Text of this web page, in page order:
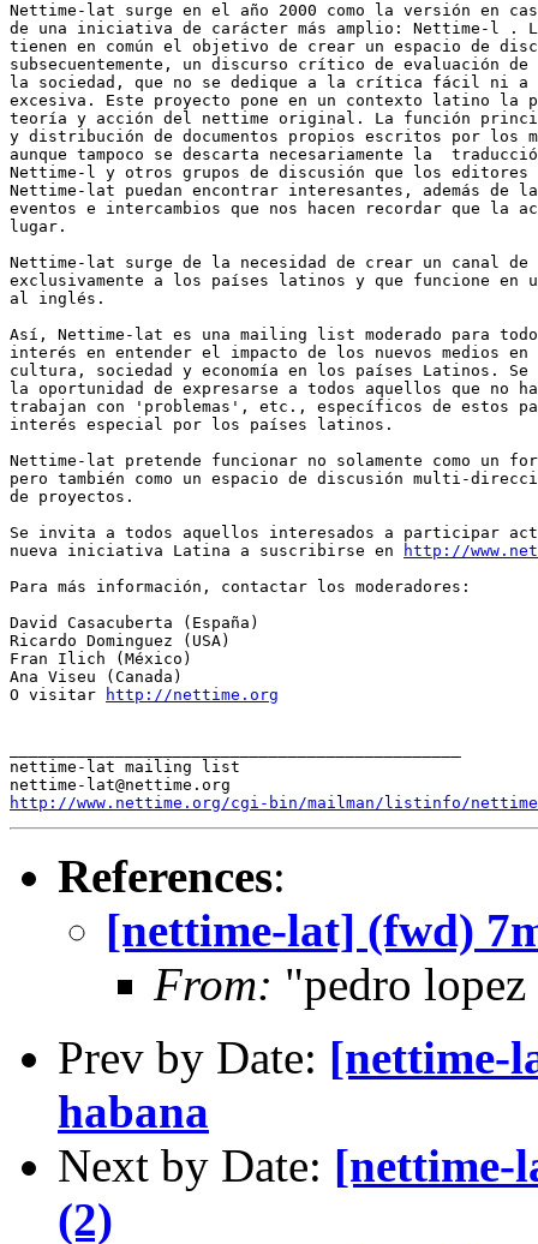
Nettime-lat surge en el año 2000 como la versión en
de una iniciativa de carácter más amplio: Nettime-l .
tienen en común el objetivo de crear un espacio de
subsecuentemente, un discurso crítico de evaluación de
la sociedad, que no se dedique a la crítica fácil ni a
excesiva. Este proyecto pone en un contexto latino la
teoría y acción del nettime original. La función
y distribución de documentos propios escritos por los
aunque tampoco se descarta necesariamente la
Nettime-l y otros grupos de discusión que los editores
Nettime-lat puedan encontrar interesantes, además de
eventos e intercambios que nos hacen recordar que la
lugar.
Nettime-lat surge de la necesidad de crear un canal de
exclusivamente a los países latinos y que funcione en
al inglés.
Así, Nettime-lat es una mailing list moderado para
interés en entender el impacto de los nuevos medios en
cultura, sociedad y economía en los países Latinos. Se
la oportunidad de expresarse a todos aquellos que no
trabajan con 'problemas', etc., específicos de estos
interés especial por los países latinos.
Nettime-lat pretende funcionar no solamente como un
pero también como un espacio de discusión multi-
de proyectos.
Se invita a todos aquellos interesados a participar
nueva iniciativa Latina a suscribirse en
http://
Para más información, contactar los moderadores:
David Casacuberta (España)
Ricardo Dominguez (USA)
Fran Ilich (México)
Ana Viseu (Canada)
O visitar
http://nettime.org
nettime-lat mailing list
http://www.nettime.org/cgi-bin/mailman/listinfo/
References:
[nettime-lat] (fwd)
From: "pedro lopez
Prev by Date: [nettime-
habana
Next by Date: [nettime-
(2)